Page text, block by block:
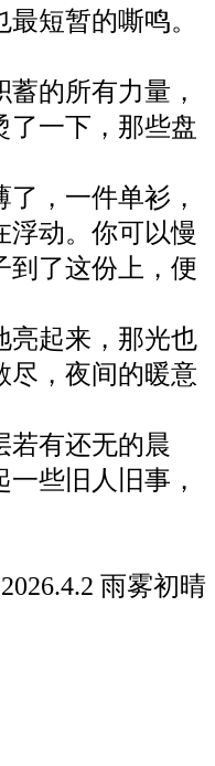
短暂的嘶鸣。
的所有力量，
了一下，那些盘
，一件单衫，
动。你可以慢
到了这份上，便
亮起来，那光也
尽，夜间的暖意
若有还无的晨
些旧人旧事，
2026.4.2 雨雾初晴